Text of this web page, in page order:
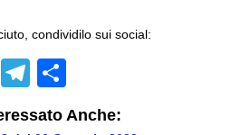
condividilo sui social:
W
T
el o
Anche: